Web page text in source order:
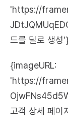
'https://
드를 딜로 생성
{imageURL:
'https://
고객 상세 페이